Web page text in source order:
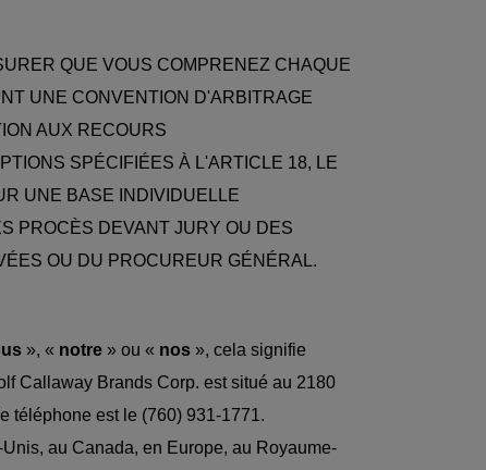
QUE VOUS COMPRENEZ CHAQUE
UNE CONVENTION D'ARBITRAGE
AUX RECOURS
SPÉCIFIÉES À L'ARTICLE 18, LE
UNE BASE INDIVIDUELLE
PROCÈS DEVANT JURY OU DES
OU DU PROCUREUR GÉNÉRAL.
», « notre » ou « nos », cela signifie
Callaway Brands Corp. est situé au 2180
téléphone est le (760) 931-1771.
au Canada, en Europe, au Royaume-